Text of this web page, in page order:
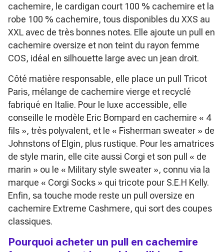
cachemire, le cardigan court 100 % cachemire et la
robe 100 % cachemire, tous disponibles du XXS au
XXL avec de très bonnes notes. Elle ajoute un pull en
cachemire oversize et non teint du rayon femme
COS, idéal en silhouette large avec un jean droit.
Côté matière responsable, elle place un pull Tricot
Paris, mélange de cachemire vierge et recyclé
fabriqué en Italie. Pour le luxe accessible, elle
conseille le modèle Eric Bompard en cachemire « 4
fils », très polyvalent, et le « Fisherman sweater » de
Johnstons of Elgin, plus rustique. Pour les amatrices
de style marin, elle cite aussi Corgi et son pull « de
marin » ou le « Military style sweater », connu via la
marque « Corgi Socks » qui tricote pour S.E.H Kelly.
Enfin, sa touche mode reste un pull oversize en
cachemire Extreme Cashmere, qui sort des coupes
classiques.
Pourquoi acheter un pull en cachemire